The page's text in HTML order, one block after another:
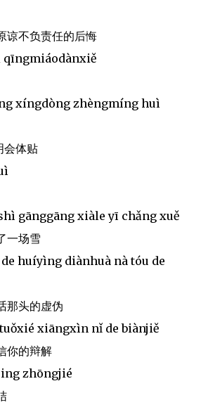
谅不负责任的后悔
qīngmiáodànxiě
xíngdòng zhèngmíng huì
会体贴
gānggāng xiàle yī chǎng xuě
一场雪
huíyìng diànhuà nà tóu de
那头的虚伪
xiāngxìn nǐ de biànjiě
你的辩解
zhōngjié